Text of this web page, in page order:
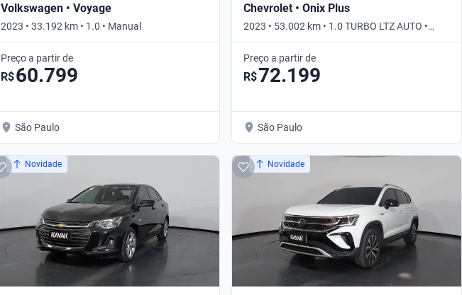
Volkswagen • Voyage
2023 • 33.192 km • 1.0 • Manual
Preço a partir de
R$60.799
São Paulo
Chevrolet • Onix Plus
2023 • 53.002 km • 1.0 TURBO LTZ AUTO •
Automático
Preço a partir de
R$72.199
São Paulo
Novidade Novidade